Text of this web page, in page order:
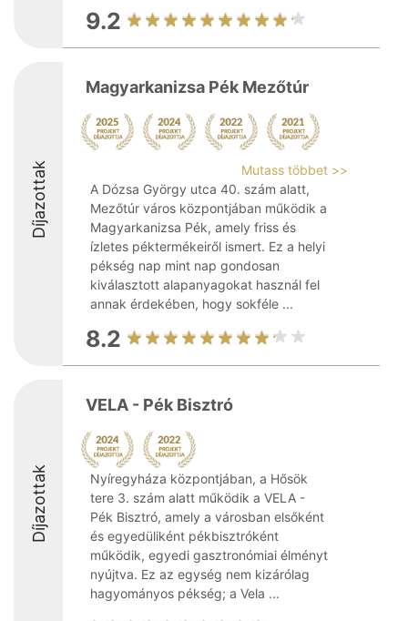
9.2
Díjazottak
Magyarkanizsa Pék Mezőtúr
Mutass többet >>
A Dózsa György utca 40. szám alatt,
Mezőtúr város központjában működik a
Magyarkanizsa Pék, amely friss és
ízletes péktermékeiről ismert. Ez a helyi
pékség nap mint nap gondosan
kiválasztott alapanyagokat használ fel
annak érdekében, hogy sokféle ...
8.2
Díjazottak
VELA - Pék Bisztró
Nyíregyháza központjában, a Hősök
tere 3. szám alatt működik a VELA -
Pék Bisztró, amely a városban elsőként
és egyedüliként pékbisztróként
működik, egyedi gasztronómiai élményt
nyújtva. Ez az egység nem kizárólag
hagyományos pékség; a Vela ...